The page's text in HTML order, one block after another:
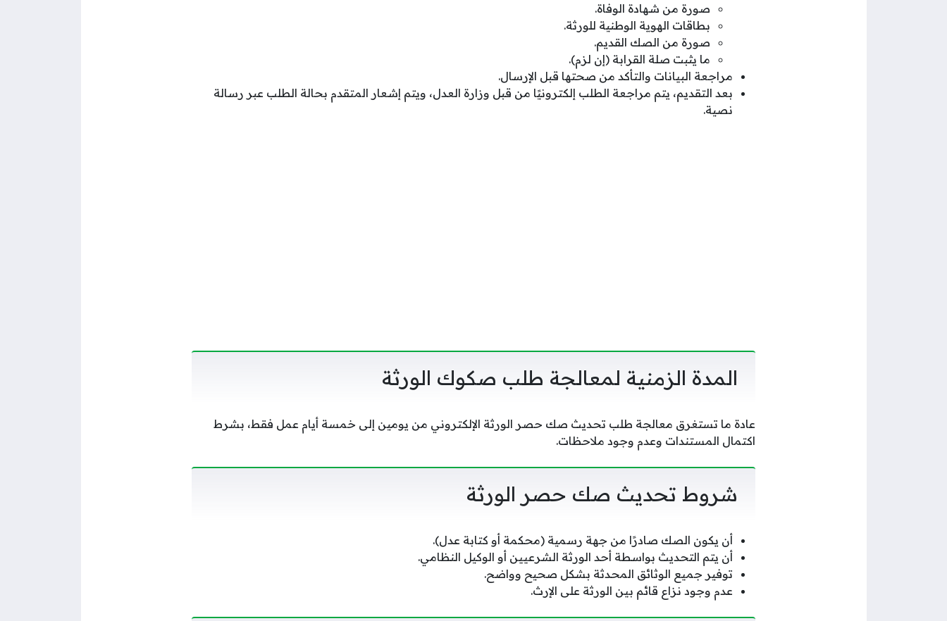
صورة من شهادة الوفاة.
بطاقات الهوية الوطنية للورثة.
صورة من الصك القديم.
ما يثبت صلة القرابة (إن لزم).
مراجعة البيانات والتأكد من صحتها قبل الإرسال.
بعد التقديم، يتم مراجعة الطلب إلكترونيًا من قبل وزارة العدل، ويتم إشعار المتقدم بحالة الطلب عبر رسالة
نصية.
المدة الزمنية لمعالجة طلب صكوك الورثة
عادة ما تستغرق معالجة طلب تحديث صك حصر الورثة الإلكتروني من يومين إلى خمسة أيام عمل فقط، بشرط
اكتمال المستندات وعدم وجود ملاحظات.
شروط تحديث صك حصر الورثة
أن يكون الصك صادرًا من جهة رسمية (محكمة أو كتابة عدل).
أن يتم التحديث بواسطة أحد الورثة الشرعيين أو الوكيل النظامي.
توفير جميع الوثائق المحدثة بشكل صحيح وواضح.
عدم وجود نزاع قائم بين الورثة على الإرث.